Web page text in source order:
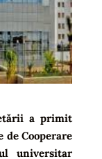
a primit
de Cooperare
universitar